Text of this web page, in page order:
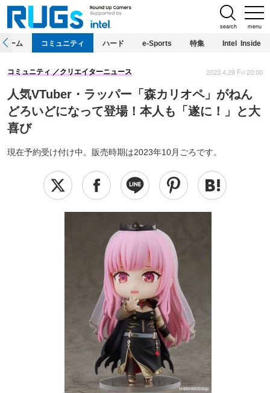
menu
search
ホーム コミュニティ ハード e-Sports 特集 Intel Inside
人気VTuber・ラッパー「森カリオペ」がねん
どろいどになって登場！本人も「遂に！」と大
喜び
現在予約受け付け中。販売時期は2023年10月ごろです。
コミュニティ クリエイターニュース 2023.4.28 Fri 20:00